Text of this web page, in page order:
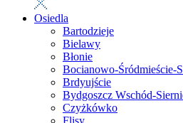
Osiedla
Bartodzieje
Bielawy
Błonie
Bocianowo-Śródmieście-
Brdyujście
Bydgoszcz Wschód-
Czyżkówko
Flisy